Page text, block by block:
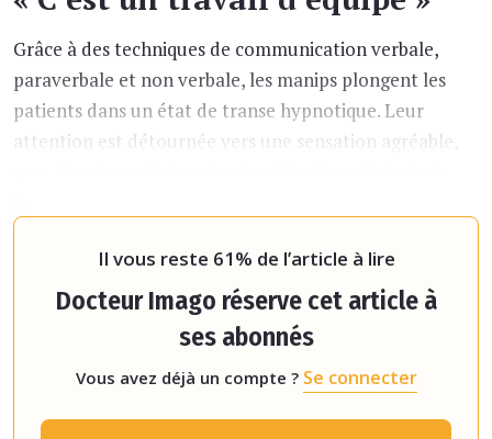
Grâce à des techniques de communication verbale,
paraverbale et non verbale, les manips plongent les
patients dans un état de transe hypnotique. Leur
attention est détournée vers une sensation agréable,
Il vous reste 61% de l’article à lire
Docteur Imago réserve cet article à
ses abonnés
Vous avez déjà un compte ? Se connecter